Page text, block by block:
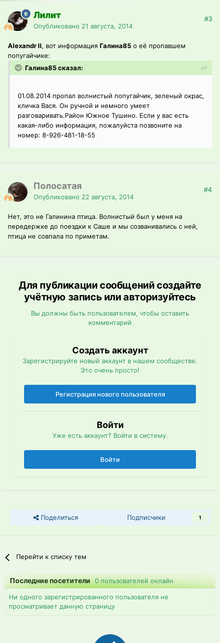
Лилит
Опубликовано 21 августа, 2014
#3
Alexandr Il, вот информация Галина85 о её пропавшем
попугайчике:
Галина85 сказал:
01.08.2014 пропал волнистый попугайчик, зеленый окрас,
кличка Вася. Он ручной и немного умеет
разговаривать.Район Южное Тушино. Если у вас есть
какая-либо информация, пожалуйста позвоните на
номер: 8-926-481-18-55
Полосатая
Опубликовано 22 августа, 2014
#4
Нет, это не Галинина птица. Волнистый был у меня на
передержке до поездки к Саше и мы созванивались с ней,
птица не совпала по приметам.
Для публикации сообщений создайте
учётную запись или авторизуйтесь
Вы должны быть пользователем, чтобы оставить
комментарий
Создать аккаунт
Зарегистрируйте новый аккаунт в нашем сообществе.
Это очень просто!
Регистрация нового пользователя
Войти
Уже есть аккаунт? Войти в систему.
Войти
Поделиться Подписчики 1
Перейти к списку тем
Последние посетители0 пользователей онлайн
Ни одного зарегистрированного пользователя не
просматривает данную страницу